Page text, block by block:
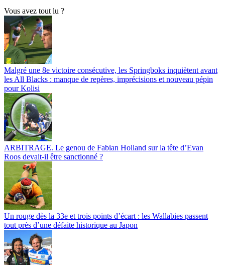
Vous avez tout lu ?
Malgré une 8e victoire consécutive, les Springboks inquiètent avant
les All Blacks : manque de repères, imprécisions et nouveau pépin
pour Kolisi
ARBITRAGE. Le genou de Fabian Holland sur la tête d’Evan
Roos devait-il être sanctionné ?
Un rouge dès la 33e et trois points d’écart : les Wallabies passent
tout près d’une défaite historique au Japon